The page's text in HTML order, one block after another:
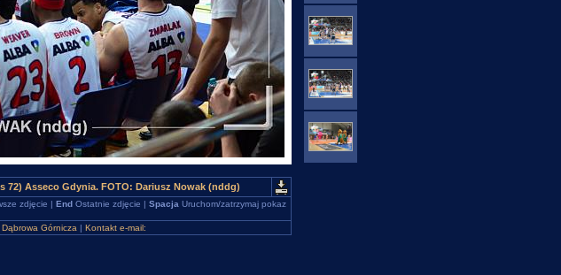
72) Asseco Gdynia. FOTO: Dariusz Nowak (nddg)
zdjęcie | EndOstatnie zdjęcie | Spacja Uruchom/zatrzymaj pokaz
Górnicza | Kontakt e-mail: